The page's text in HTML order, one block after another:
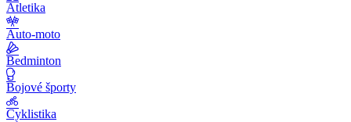
Atletika
Auto-moto
Bedminton
Bojové športy
Cyklistika